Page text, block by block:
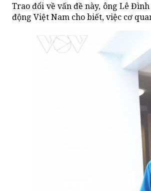
Trao đổi về vấn đề này, ông Lê
động Việt Nam cho biết, việc cơ